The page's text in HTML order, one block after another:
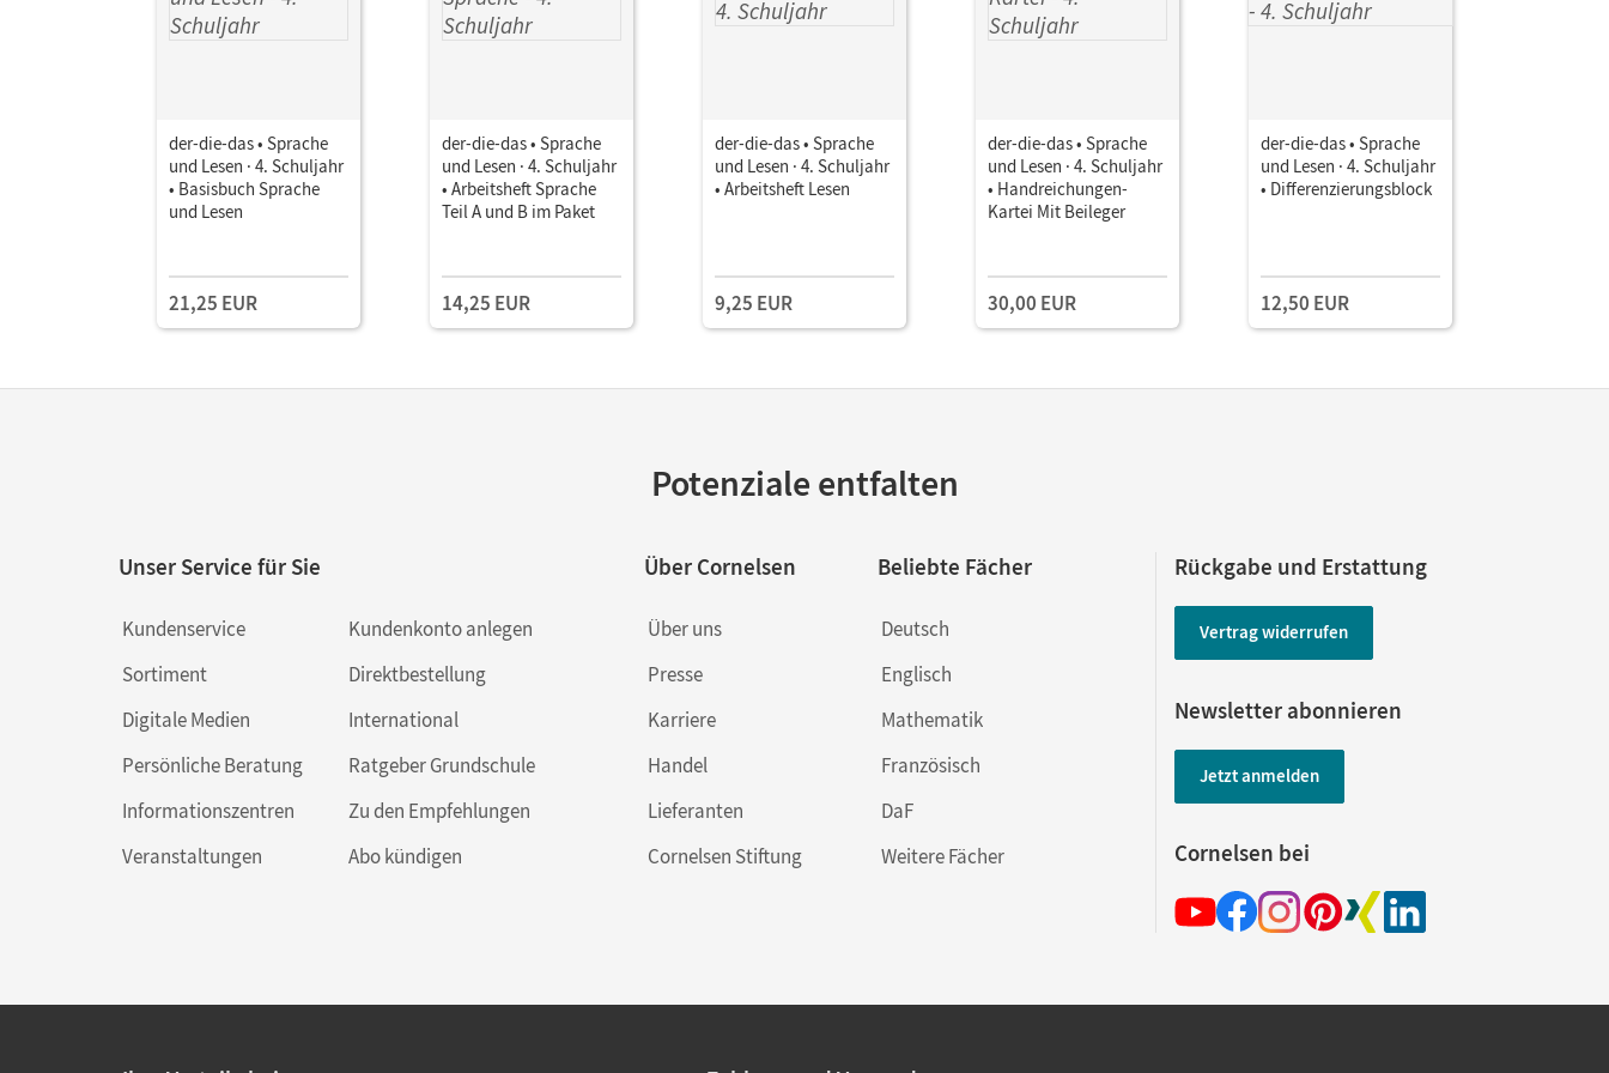
der-die-das • Sprache
und Lesen · 4. Schuljahr
• Basisbuch Sprache
und Lesen
21,25 EUR
der-die-das • Sprache
und Lesen · 4. Schuljahr
• Arbeitsheft Sprache
Teil A und B im Paket
14,25 EUR
der-die-das • Sprache
und Lesen · 4. Schuljahr
• Arbeitsheft Lesen
9,25 EUR
der-die-das • Sprache
und Lesen · 4. Schuljahr
• Handreichungen-
Kartei Mit Beileger
30,00 EUR
der-die-das • Sprache
und Lesen · 4. Schuljahr
• Differenzierungsblock
12,50 EUR
Potenziale entfalten
Unser Service für Sie
Kundenservice
Sortiment
Digitale Medien
Persönliche Beratung
Informationszentren
Veranstaltungen
Kundenkonto anlegen
Direktbestellung
International
Ratgeber Grundschule
Zu den Empfehlungen
Abo kündigen
Über Cornelsen
Über uns
Presse
Karriere
Handel
Lieferanten
Cornelsen Stiftung
Beliebte Fächer
Deutsch
Englisch
Mathematik
Französisch
DaF
Weitere Fächer
Rückgabe und Erstattung
Vertrag widerrufen
Newsletter abonnieren
Jetzt anmelden
Cornelsen bei